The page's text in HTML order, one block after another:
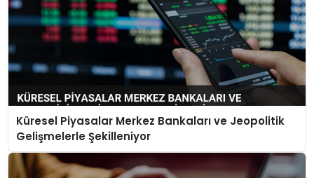
Küresel Piyasalar Merkez Bankaları ve Jeopolitik
Gelişmelerle Şekilleniyor